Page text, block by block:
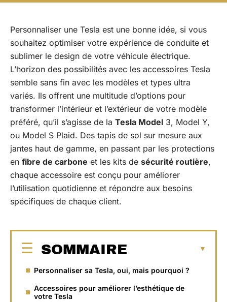
Personnaliser une Tesla est une bonne idée, si vous
souhaitez optimiser votre expérience de conduite et
sublimer le design de votre véhicule électrique.
L’horizon des possibilités avec les accessoires Tesla
semble sans fin avec les modèles et types ultra
variés. Ils offrent une multitude d’options pour
transformer l’intérieur et l’extérieur de votre modèle
préféré, qu’il s’agisse de la Tesla Model 3, Model Y,
ou Model S Plaid. Des tapis de sol sur mesure aux
jantes haut de gamme, en passant par les protections
en fibre de carbone et les kits de sécurité routière,
chaque accessoire est conçu pour améliorer
l’utilisation quotidienne et répondre aux besoins
spécifiques de chaque client.
SOMMAIRE
Personnaliser sa Tesla, oui, mais pourquoi ?
Accessoires pour améliorer l’esthétique de
votre Tesla